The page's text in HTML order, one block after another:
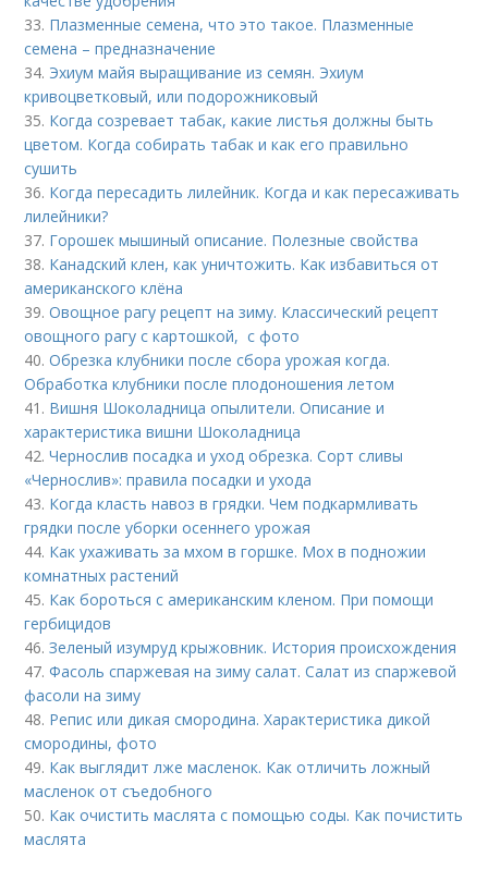
33. Плазменные семена, что это такое. Плазменные
семена – предназначение
34. Эхиум майя выращивание из семян. Эхиум
кривоцветковый, или подорожниковый
35. Когда созревает табак, какие листья должны быть
цветом. Когда собирать табак и как его правильно
сушить
36. Когда пересадить лилейник. Когда и как пересаживать
лилейники?
37. Горошек мышиный описание. Полезные свойства
38. Канадский клен, как уничтожить. Как избавиться от
американского клёна
39.Овощное рагу рецепт на зиму. Классический рецепт
овощного рагу с картошкой, с фото
40.Обрезка клубники после сбора урожая когда.
Обработка клубники после плодоношения летом
41. Вишня Шоколадница опылители. Описание и
характеристика вишни Шоколадница
42.Чернослив посадка и уход обрезка. Сорт сливы
«Чернослив»: правила посадки и ухода
43. Когда класть навоз в грядки. Чем подкармливать
грядки после уборки осеннего урожая
44. Как ухаживать за мхом в горшке. Мох в подножии
комнатных растений
45. Как бороться с американским кленом. При помощи
гербицидов
46.Зеленый изумруд крыжовник. История происхождения
47.Фасоль спаржевая на зиму салат. Салат из спаржевой
фасоли на зиму
48. Репис или дикая смородина. Характеристика дикой
смородины, фото
49. Как выглядит лже масленок. Как отличить ложный
масленок от съедобного
50. Как очистить маслята с помощью соды. Как почистить
маслята